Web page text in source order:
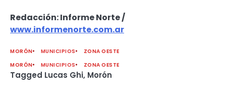
Redacción: Informe Norte /
www.informenorte.com.ar
MORÓN MUNICIPIOS
ZONA OESTE
MORÓN
MUNICIPIOS ZONA OESTE
Tagged Lucas Ghi, Morón